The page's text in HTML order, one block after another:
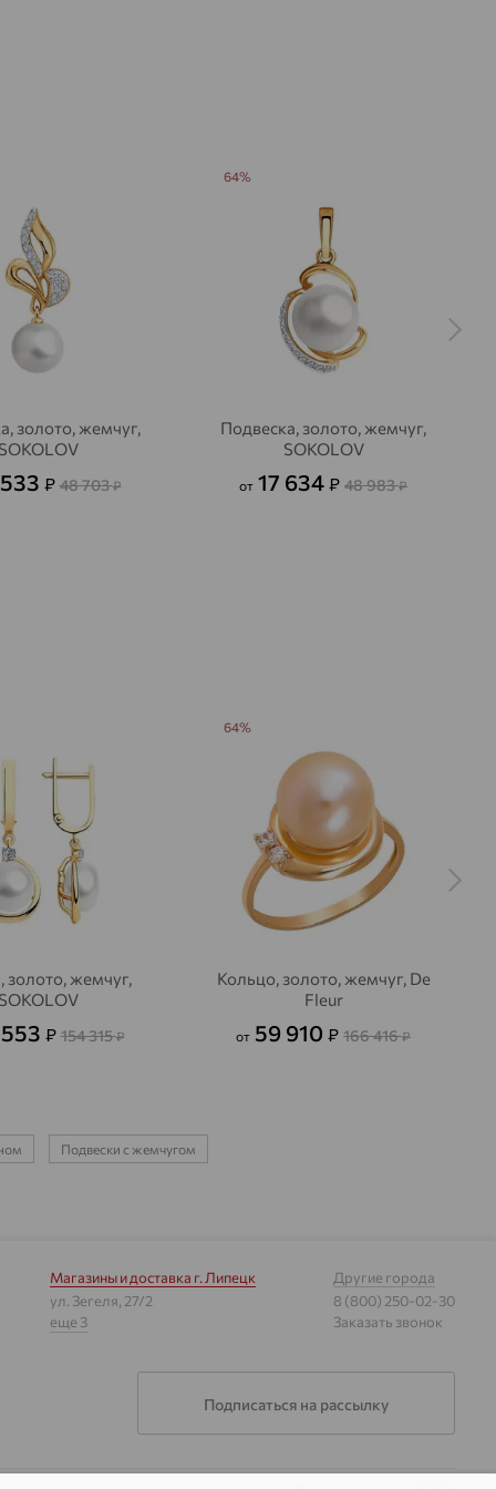
золото, жемчуг,
SOKOLOV
₽ 48 703₽
Подвеска, золото, жемчуг,
SOKOLOV
от 17 634 ₽ 48 983₽
64%
золото, жемчуг,
SOKOLOV
₽ 154 315₽
Кольцо, золото, жемчуг, De
Fleur
от 59 910 ₽ 166 416₽
64%
Подвески с жемчугом
Магазины и доставка г. Липецк
ул. Зегеля, 27/2
еще 3
Другие города
8 (800) 250-02-30
Заказать звонок
Подписаться на рассылку